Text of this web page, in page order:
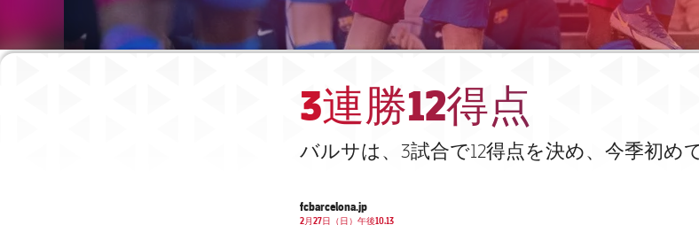
3連勝12得点
バルサは、3試合で12得点を決め、今季初め
fcbarcelona.jp
2月27日（日）午後10.13